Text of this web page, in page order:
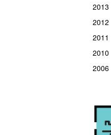
2013
2012
2011
2010
2006